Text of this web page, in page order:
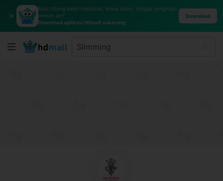
✕
Mau hitung kalori makanan, masa subur, hingga pengingat
minum air?
Download aplikasi HDmall sekarang
Download